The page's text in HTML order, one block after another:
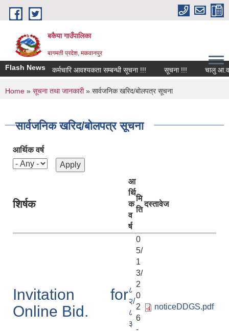
Skip to main content
बकैया गाउँपालिका
बागमती प्रदेश, मकवानपुर
Flash Newsकर्मचारि आवश्यकता सम्बन्धी सूचना !!! सूचना !!! चालु आ.व २०८२/
You are here
Home » सूचना तथा जानकारी» सार्वजनिक खरिद/बोलपत्र सूचना
सार्वजनिक खरिद/बोलपत्र सूचना
आर्थिक वर्ष
शिर्षक
आ
र्थि
क
व
र्ष
मि
ति
दस्तावेज
Invitation for
Online Bid.
८
२/
८
३
0
5/
1
3/
2
0
2
6
-
noticeDDGS.pdf